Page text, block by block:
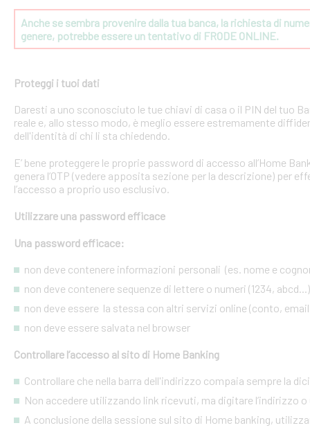
Anche se sembra provenire dalla tua banca, la richiesta di
genere, potrebbe essere un tentativo di FRODE ONLINE.
Proteggi i tuoi dati
Daresti a uno sconosciuto le tue chiavi di casa o il PIN del tuo
reale e, allo stesso modo, è meglio essere estremamente
dell'identità di chi li sta chiedendo.
E’ bene proteggere le proprie password di accesso all’Home
genera l’OTP (vedere apposita sezione per la descrizione) per
l’accesso a proprio uso esclusivo.
Utilizzare una password efficace
Una password efficace:
non deve contenere informazioni personali (es. nome e
non deve contenere sequenze di lettere o numeri (1234, abcd...)
non deve essere la stessa con altri servizi online (conto,
non deve essere salvata nel browser
Controllare l’accesso al sito di Home Banking
Controllare che nella barra dell'indirizzo compaia sempre la
Non accedere utilizzando link ricevuti, ma digitare l’indirizzo
A conclusione della sessione sul sito di Home banking,